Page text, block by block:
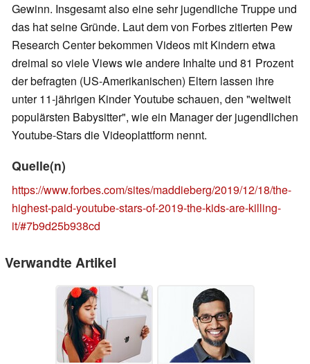
Gewinn. Insgesamt also eine sehr jugendliche Truppe und
das hat seine Gründe. Laut dem von Forbes zitierten Pew
Research Center bekommen Videos mit Kindern etwa
dreimal so viele Views wie andere Inhalte und 81 Prozent
der befragten (US-Amerikanischen) Eltern lassen ihre
unter 11-jährigen Kinder Youtube schauen, den "weltweit
populärsten Babysitter", wie ein Manager der jugendlichen
Youtube-Stars die Videoplattform nennt.
Quelle(n)
https://www.forbes.com/sites/maddieberg/2019/12/18/the-
highest-paid-youtube-stars-of-2019-the-kids-are-killing-
it/#7b9d25b938cd
Verwandte Artikel